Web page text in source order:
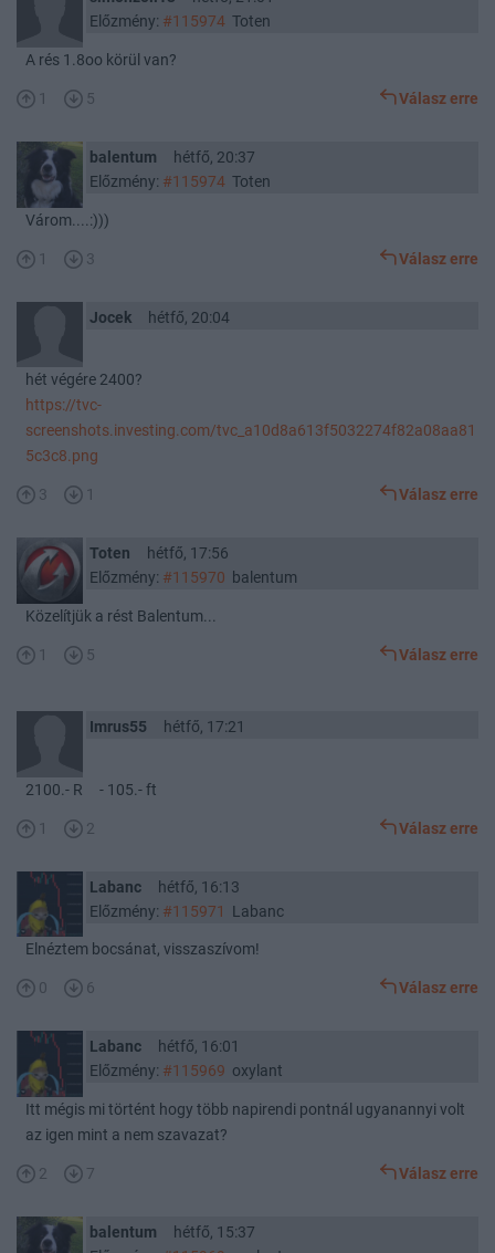
Előzmény: #115974Toten
A rés 1.8oo körül van?
1 5 Válasz erre
balentum
hétfő, 20:37
Előzmény: #115974Toten
Várom....:)))
1 3 Válasz erre
Jocek hétfő, 20:04
hét végére 2400?
https://tvc-
screenshots.investing.com/tvc_a10d8a613f5032274f82a08aa81
5c3c8.png
3 1 Válasz erre
Toten
hétfő, 17:56
Előzmény: #115970 balentum
Közelítjük a rést Balentum...
1 5 Válasz erre
Imrus55 hétfő, 17:21
2100.- R - 105.- ft
1 2 Válasz erre
Labanc
hétfő, 16:13
Előzmény: #115971 Labanc
Elnéztem bocsánat, visszaszívom!
0 6 Válasz erre
Labanc
hétfő, 16:01
Előzmény: #115969 oxylant
Itt mégis mi történt hogy több napirendi pontnál ugyanannyi volt
az igen mint a nem szavazat?
2 7 Válasz erre
balentum
hétfő, 15:37